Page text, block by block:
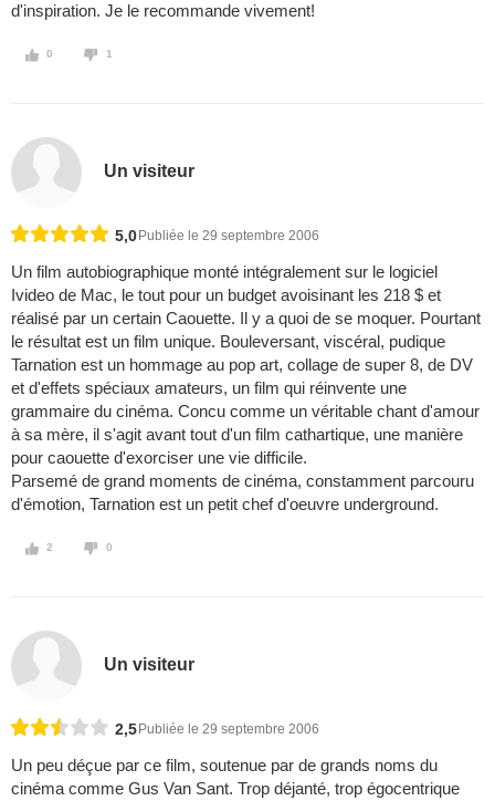
d'inspiration. Je le recommande vivement!
0 1
Un visiteur
5,0 Publiée le 29 septembre 2006
Un film autobiographique monté intégralement sur le logiciel
Ivideo de Mac, le tout pour un budget avoisinant les 218 $ et
réalisé par un certain Caouette. Il y a quoi de se moquer. Pourtant
le résultat est un film unique. Bouleversant, viscéral, pudique
Tarnation est un hommage au pop art, collage de super 8, de DV
et d'effets spéciaux amateurs, un film qui réinvente une
grammaire du cinéma. Concu comme un véritable chant d'amour
à sa mère, il s'agit avant tout d'un film cathartique, une manière
pour caouette d'exorciser une vie difficile.
Parsemé de grand moments de cinéma, constamment parcouru
d'émotion, Tarnation est un petit chef d'oeuvre underground.
2 0
Un visiteur
2,5 Publiée le 29 septembre 2006
Un peu déçue par ce film, soutenue par de grands noms du
cinéma comme Gus Van Sant. Trop déjanté, trop égocentrique